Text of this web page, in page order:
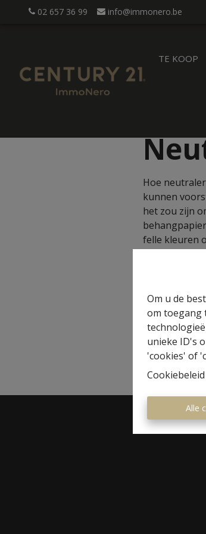
Om u de
om toegang
unieke ID's
'cookies' of
Cookiebeleid
Alle
02 657 36 99 info@immonero.be
TE KOOP
Hoe
kunnen
het zou zijn
felle kleuren
zijn nieuwe